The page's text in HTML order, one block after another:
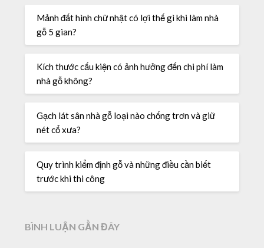
Mảnh đất hình chữ nhật có lợi thế gì khi làm nhà
gỗ 5 gian?
Kích thước cấu kiện có ảnh hưởng đến chi phí làm
nhà gỗ không?
Gạch lát sân nhà gỗ loại nào chống trơn và giữ
nét cổ xưa?
Quy trình kiểm định gỗ và những điều cần biết
trước khi thi công
BÌNH LUẬN GẦN ĐÂY